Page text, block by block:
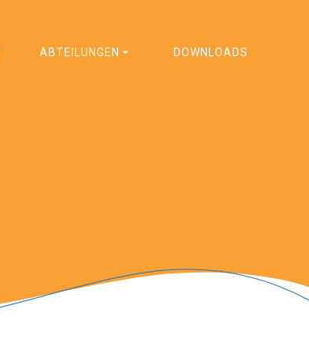
ABTEILUNGEN DOWNLOADS